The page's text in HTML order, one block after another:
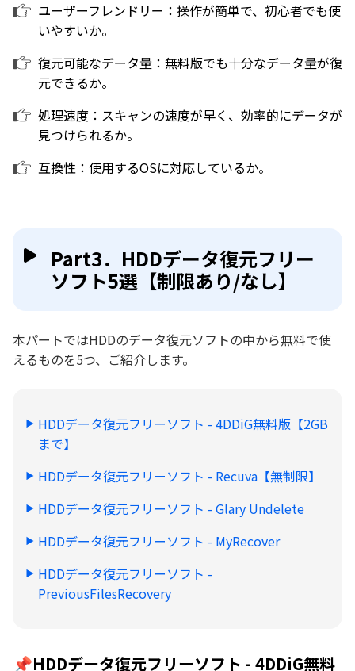
ユーザーフレンドリー：操作が簡単で、初心者でも使
いやすいか。
復元可能なデータ量：無料版でも十分なデータ量が復
元できるか。
処理速度：スキャンの速度が早く、効率的にデータが
見つけられるか。
互換性：使用するOSに対応しているか。
Part3．HDDデータ復元フリー
ソフト5選【制限あり/なし】
本パートではHDDのデータ復元ソフトの中から無料で使
えるものを5つ、ご紹介します。
HDDデータ復元フリーソフト - 4DDiG無料版【2GB
まで】
HDDデータ復元フリーソフト - Recuva【無制限】
HDDデータ復元フリーソフト - Glary Undelete
HDDデータ復元フリーソフト - MyRecover
HDDデータ復元フリーソフト -
PreviousFilesRecovery
📌HDDデータ復元フリーソフト - 4DDiG無料